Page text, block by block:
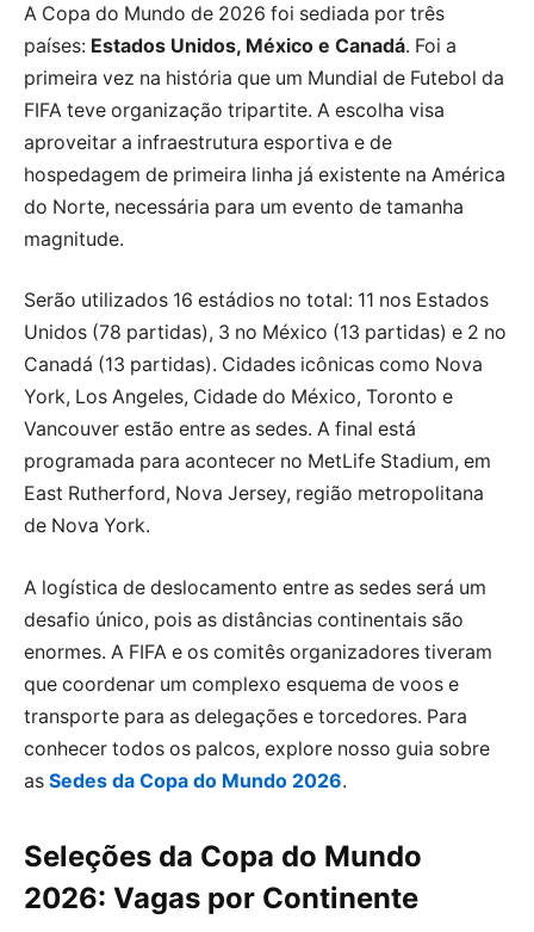
A Copa do Mundo de 2026 foi sediada por três
países: Estados Unidos, México e Canadá. Foi a
primeira vez na história que um Mundial de Futebol da
FIFA teve organização tripartite. A escolha visa
aproveitar a infraestrutura esportiva e de
hospedagem de primeira linha já existente na América
do Norte, necessária para um evento de tamanha
magnitude.
Serão utilizados 16 estádios no total: 11 nos Estados
Unidos (78 partidas), 3 no México (13 partidas) e 2 no
Canadá (13 partidas). Cidades icônicas como Nova
York, Los Angeles, Cidade do México, Toronto e
Vancouver estão entre as sedes. A final está
programada para acontecer no MetLife Stadium, em
East Rutherford, Nova Jersey, região metropolitana
de Nova York.
A logística de deslocamento entre as sedes será um
desafio único, pois as distâncias continentais são
enormes. A FIFA e os comitês organizadores tiveram
que coordenar um complexo esquema de voos e
transporte para as delegações e torcedores. Para
conhecer todos os palcos, explore nosso guia sobre
as Sedes da Copa do Mundo 2026.
Seleções da Copa do Mundo
2026: Vagas por Continente